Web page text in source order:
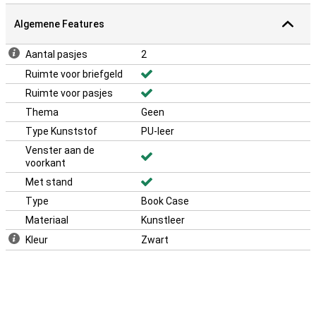
luxe uitstraling.
Algemene Features
Aantal pasjes
2
Ruimte voor briefgeld
Ruimte voor pasjes
Thema
Geen
Type Kunststof
PU-leer
Venster aan de
voorkant
Met stand
Type
Book Case
Materiaal
Kunstleer
Kleur
Zwart